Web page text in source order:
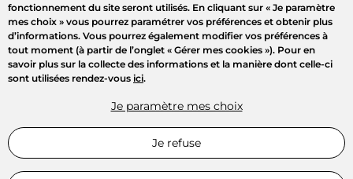
fonctionnement du site seront utilisés. En cliquant sur « Je paramètre
mes choix » vous pourrez paramétrer vos préférences et obtenir plus
d’informations. Vous pourrez également modifier vos préférences à
tout moment (à partir de l’onglet « Gérer mes cookies »). Pour en
savoir plus sur la collecte des informations et la manière dont celle-ci
sont utilisées rendez-vous ici.
Je paramètre mes choix
Je refuse